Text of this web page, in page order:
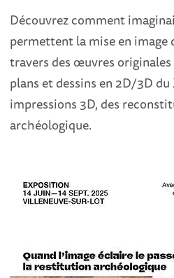
Découvrez comment
permettent la mise en image
travers des œuvres originales
plans et dessins en 2D/3D du
impressions 3D, des
archéologique.